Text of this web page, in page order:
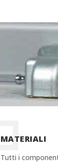
MATERIALI
Tutti i